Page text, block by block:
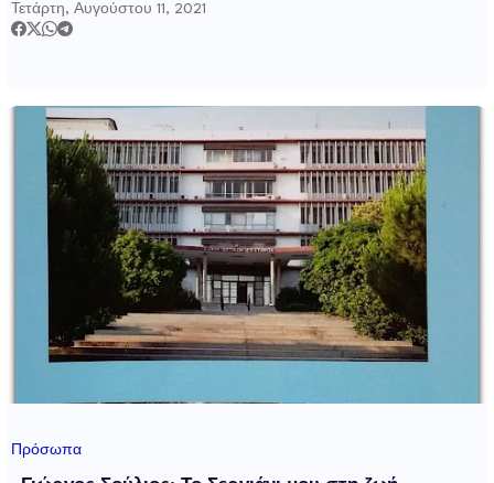
Τετάρτη, Αυγούστου 11, 2021
Πρόσωπα